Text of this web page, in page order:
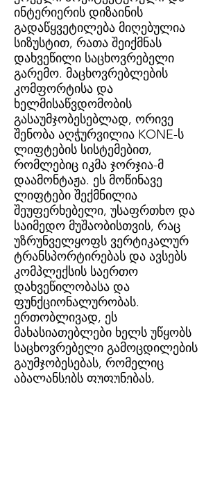
ინტერიერის დიზაინის
გადაწყვეტილება მიღებულია
სიზუსტით, რათა შეიქმნას
დახვეწილი საცხოვრებელი
გარემო. მაცხოვრებლების
კომფორტისა და
ხელმისაწვდომობის
გასაუმჯობესებლად, ორივე
შენობა აღჭურვილია KONE-ს
ლიფტების სისტემებით,
რომლებიც იკმა ჯორჯია-მ
დაამონტაჟა. ეს მოწინავე
ლიფტები შექმნილია
შეუფერხებელი, უსაფრთხო და
საიმედო მუშაობისთვის, რაც
უზრუნველყოფს ვერტიკალურ
ტრანსპორტირებას და ავსებს
კომპლექსის საერთო
დახვეწილობასა და
ფუნქციონალურობას.
ერთობლივად, ეს
მახასიათებლები ხელს უწყობს
საცხოვრებელი გამოცდილების
გაუმჯობესებას, რომელიც
აბალანსებს ფუფუნებას,